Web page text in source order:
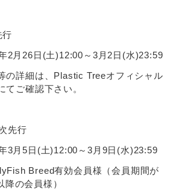
行
2月26日(土)12:00～3月2日(水)23:59
の詳細は、Plastic Treeオフィシャル
てご確認下さい。
先行
3月5日(土)12:00～3月9日(水)23:59
Breed有効会員様（会員期間が
の会員様）